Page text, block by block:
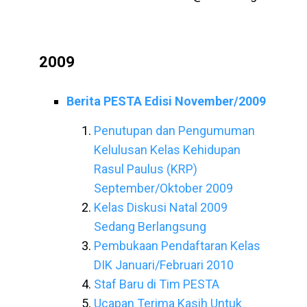
2009
Berita PESTA Edisi November/2009
Penutupan dan Pengumuman
Kelulusan Kelas Kehidupan
Rasul Paulus (KRP)
September/Oktober 2009
Kelas Diskusi Natal 2009
Sedang Berlangsung
Pembukaan Pendaftaran Kelas
DIK Januari/Februari 2010
Staf Baru di Tim PESTA
Ucapan Terima Kasih Untuk